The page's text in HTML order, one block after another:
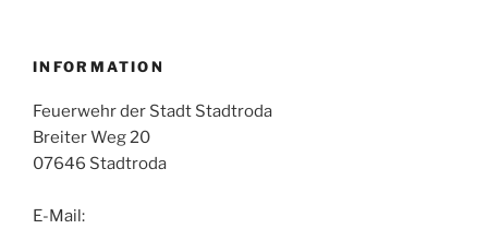
INFORMATION
Feuerwehr der Stadt Stadtroda
Breiter Weg 20
07646 Stadtroda
E-Mail: